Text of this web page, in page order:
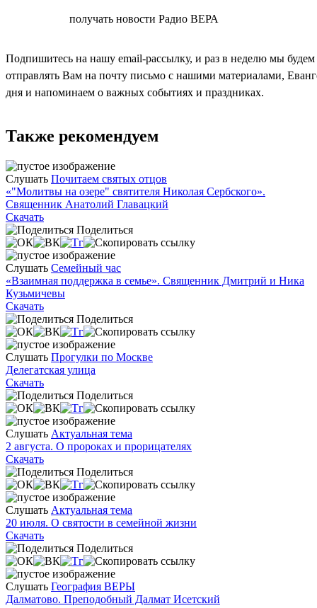
получать новости Радио ВЕРА
Подпишитесь на нашу email-рассылку, и раз в неделю мы будем
отправлять Вам на почту письмо с нашими материалами,
дня и напоминаем о важных событиях и праздниках.
Также рекомендуем
Слушать Почитаем святых отцов
«"Молитвы на озере" святителя Николая Сербского».
Священник Анатолий Главацкий
Скачать
Поделиться
Слушать Семейный час
«Взаимная поддержка в семье». Священник Дмитрий и Ника
Кузьмичевы
Скачать
Поделиться
Слушать Прогулки по Москве
Делегатская улица
Скачать
Поделиться
Слушать Актуальная тема
2 августа. О пророках и прорицателях
Скачать
Поделиться
Слушать Актуальная тема
20 июля. О святости в семейной жизни
Скачать
Поделиться
Слушать География ВЕРЫ
Далматово. Преподобный Далмат Исетский